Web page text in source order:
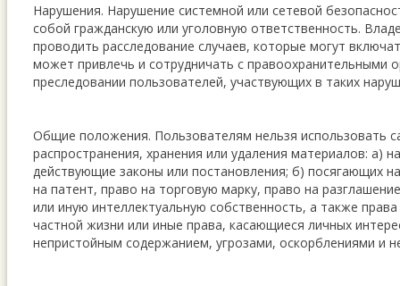
Нарушения. Нарушение системной или сетевой
собой гражданскую или уголовную ответственность.
проводить расследование случаев, которые могут
может привлечь и сотрудничать с правоохранительными
преследовании пользователей, участвующих в таких
Общие положения. Пользователям нельзя использовать
распространения, хранения или удаления материалов: а)
действующие законы или постановления; б) посягающих
на патент, право на торговую марку, право на
или иную интеллектуальную собственность, а также
частной жизни или иные права, касающиеся личных
непристойным содержанием, угрозами, оскорблениями и